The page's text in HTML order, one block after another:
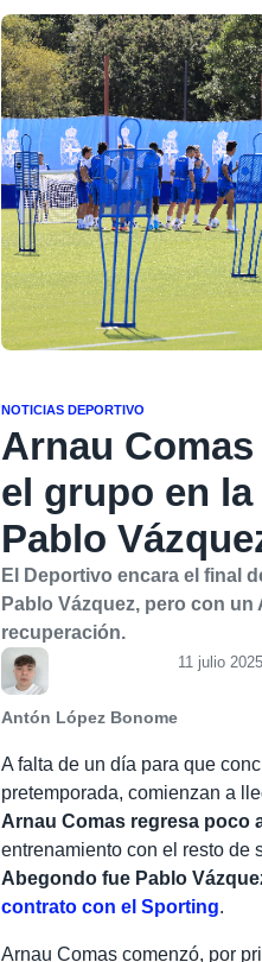
NOTICIAS DEPORTIVO
Arnau
el grupo en
Pablo
El Deportivo encara el final
Pablo Vázquez, pero con
recuperación.
Antón López Bonome
11 julio
A falta de un día para que
pretemporada, comienzan a
Arnau Comas regresa poco
entrenamiento con el resto de
Abegondo fue Pablo
contrato con el Sporting.
Arnau Comas comenzó, por